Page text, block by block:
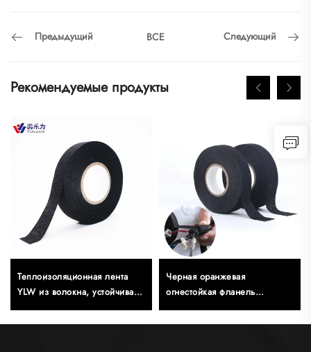
Предыдущий ВСЕ Следующий
Рекомендуемые продукты
Теплоизоляционная лента
YLW из волокна, устойчивая
термостойкая, односторонняя
Черная оранжевая
огнестойкая фланель
изоляционная лента для